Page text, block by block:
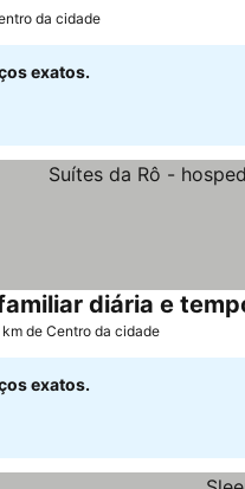
da cidade
exatos.
diária e
de Centro da cidade
exatos.